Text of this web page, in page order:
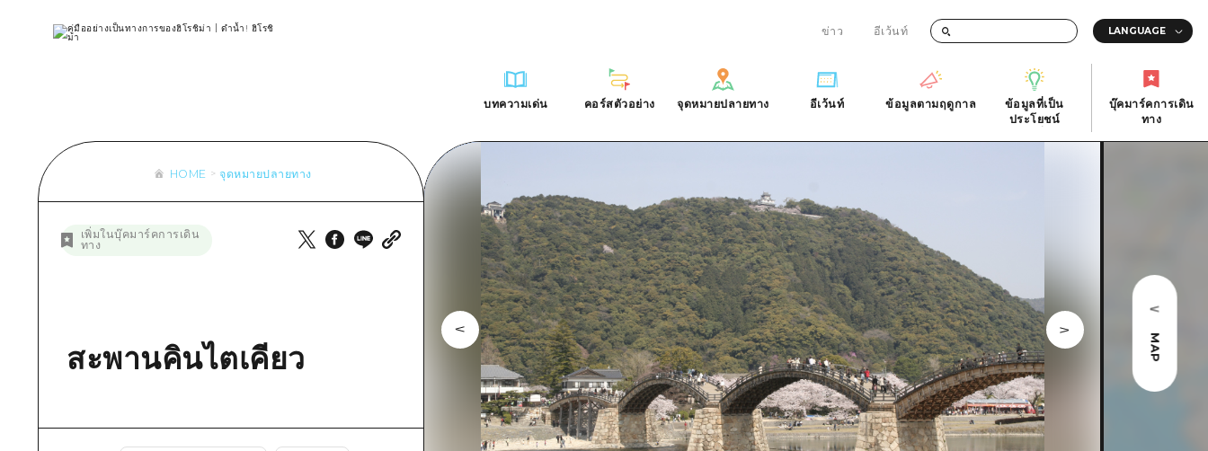
ข่าว อีเว้นท์
บทความเด่น
รายการ
คำแนะนำ
การปั่นจักรยาน
ช้อปปิ้ง
สถานบันเทิงยามค่ำคืน
มรดกโลก
ประสบการณ์ / ในการเรียนรู้
มาตรฐาน
ประวัติศาสตร์ / วัฒนธรรม
การรักษา
ธรรมชาติ
คอร์สตัวอย่าง
รายการ
คู่มือ Dive! Hiroshima
ฮิโรชิม่า โมชิ โมชิ ทราเวล
บริเวณรอบเมืองฮิโรชิม่า
อากิ
บิงโก
บิโฮค
เกโฮค
บริเวณรอบๆ มิยาจิมะ
ยามากุจิตะวันออก
จุดหมายปลายทาง
รายการ
บริเวณรอบเมืองฮิโรชิม่า
อากิ
บิงโก
บิโฮคุ
เกโฮคุ
บริเวณรอบๆ มิยาจิมะ
ยามากุจิตะวันออก
จังหวัดเอฮิเมะ
อีเว้นท์
ข้อมูลตามฤดูกาล
ข้อมูลที่เป็น
ประโยชน์
เข้าถึงเข้าถึง
สรุปการจราจรรอง
ความแออัดของสิ่งอำนวยความสะดวก
ตั๋วเที่ยวคุ้มค่าตั๋วเที่ยวคุ้มค่า
บริการรับฝากและจัดส่งสัมภาระ
ฮิโรชิมะโอโมะเตะนะชิ
ฮิโรชิม่า ฟรี Wi-Fi
TRAVELPAL International
ไกด์อาสาสมัครไ
วิดีโอฮิโรชิม่า
ข้อมูลการขนส่งระหว่างเกิดภัยพิบัติ
บุ๊คมาร์คการเดิน
ทาง
อาหารรสเลิศ / สุรา
ประวัติศาสตร์ / วัฒนธรรม
ธรรมชาติเกโฮค
บริเวณรอบๆ มิยาจิมะ
ยามากุจิตะวันออก
บริเวณรอบเมืองฮิโรชิม่า
บิโฮคุ
บริเวณรอบๆ มิยาจิมะ
ยามากุจิตะวันออก
จังหวัดเอฮิเมะ
ชิมาเนะ
ความแออัดของสิ่งอำนวยความสะดวก
ตั๋วเที่ยวคุ้มค่าตั๋วเที่ยวคุ้มค่า
บริการรับฝากและจัดส่งสัมภาระ
ฮิโรชิม่า ฟรี Wi-Fi
ไกด์อาสาสมัครไ
วิดีโอฮิโรชิม่า
ดาวน์โหลดรูปภาพ
ข้อมูลการขนส่งระหว่างเกิดภัยพิบัติ
HOME จุดหมายปลายทาง
เพิ่มในบุ๊คมาร์คการเดิน
ทาง
สะพานคินไตเคียว MAP